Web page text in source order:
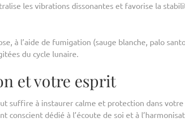
les vibrations dissonantes et favorise la
à l’aide de fumigation (sauge blanche, palo
du cycle lunaire.
et votre esprit
suffire à instaurer calme et protection dans votre
conscient dédié à l’écoute de soi et à